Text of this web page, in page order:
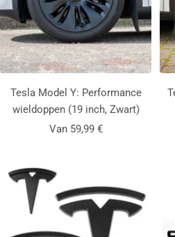
Tesla Model Y: Performance
wieldoppen (19 inch, Zwart)
Aanbiedingsprijs
Van 59,99 €